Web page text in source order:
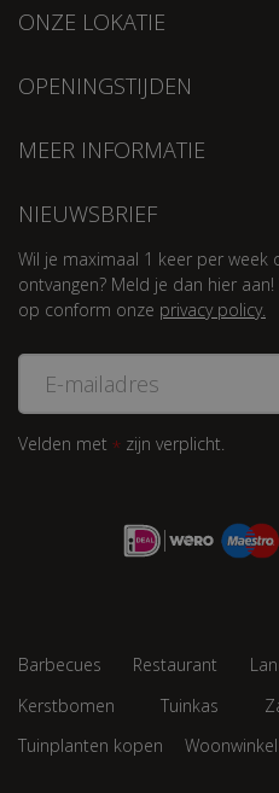
ONZE LOKATIE
OPENINGSTIJDEN
MEER INFORMATIE
NIEUWSBRIEF
Wil je maximaal 1 keer per week
ontvangen? Meld je dan hier
op conform onze privacy policy.
Velden met * zijn verplicht.
Barbecues Restaurant
Kerstbomen
Tuinkas
Tuinplanten kopen
Woonwinkel